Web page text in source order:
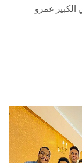
الكبير عمرو